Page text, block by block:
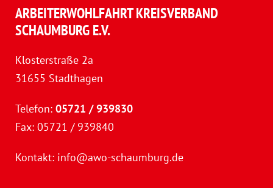
ARBEITERWOHLFAHRT KREISVERBAND
SCHAUMBURG E.V.
Klosterstraße 2a
31655 Stadthagen
Telefon: 05721 / 939830
Fax: 05721 / 939840
Kontakt: info@awo-schaumburg.de